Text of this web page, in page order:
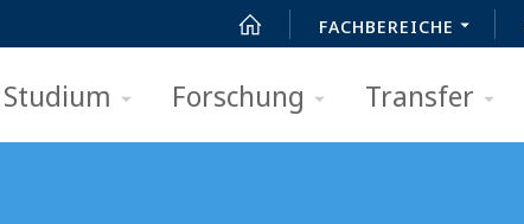
FACHBEREICHE
Studium Forschung Transfer